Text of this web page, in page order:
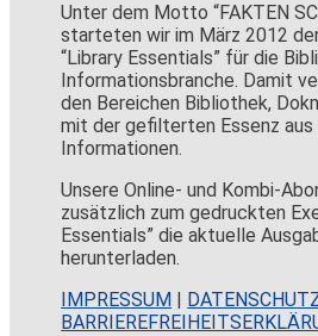
Unter dem Motto “FAKTEN
starteten wir im März 2012
“Library Essentials” für die
Informationsbranche. Damit
den Bereichen Bibliothek,
mit der gefilterten Essenz aus
Informationen.
Unsere Online- und Kombi-
zusätzlich zum gedruckten
Essentials” die aktuelle
herunterladen.
IMPRESSUM